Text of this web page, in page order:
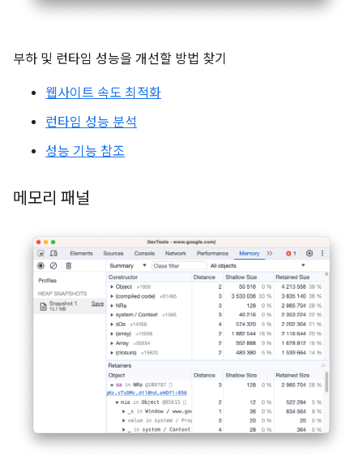
부하 및 런타임 성능을 개선할 방법 찾기
웹사이트 속도 최적화
런타임 성능 분석
성능 기능 참조
메모리 패널